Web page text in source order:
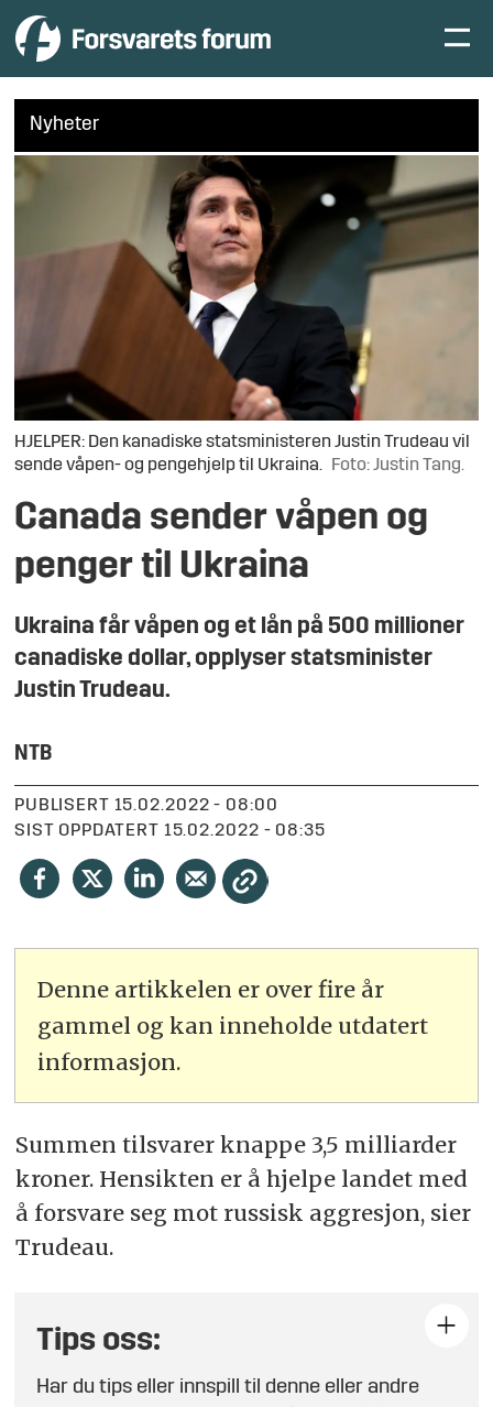
Nyheter
HJELPER: Den kanadiske statsministeren Justin Trudeau vil
sende våpen- og pengehjelp til Ukraina.
Foto: Justin Tang.
Canada sender våpen og
penger til Ukraina
Ukraina får våpen og et lån på 500 millioner
canadiske dollar, opplyser statsminister
Justin Trudeau.
NTB
PUBLISERT
15.02.2022 - 08:00
SIST OPPDATERT
15.02.2022 - 08:35
Denne artikkelen er over fire år
gammel og kan inneholde utdatert
informasjon.
Summen tilsvarer knappe 3,5 milliarder
kroner. Hensikten er å hjelpe landet med
å forsvare seg mot russisk aggresjon, sier
Trudeau.
Tips oss:
Har du tips eller innspill til denne eller andre